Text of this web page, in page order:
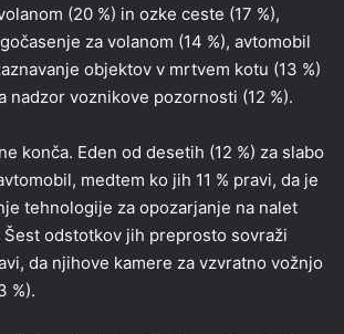
(20 %) in ozke ceste (17 %),
za volanom (14 %), avtomobil
objektov v mrtvem kotu (13 %)
nadzor voznikove pozornosti (12 %).
konča. Eden od desetih (12 %) za slabo
medtem ko jih 11 % pravi, da je
tehnologije za opozarjanje na nalet
odstotkov jih preprosto sovraži
da njihove kamere za vzvratno vožnjo
%).